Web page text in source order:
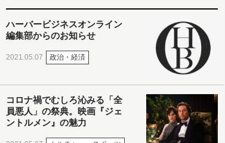
ハーバービジネスオンライン
編集部からのお知らせ
2021.05.07 政治・経済
コロナ禍でむしろ沁みる「全
員悪人」の祭典。映画『ジェ
ントルメン』の魅力